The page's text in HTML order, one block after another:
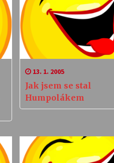
13. 1. 2005
Jak jsem se stal
Humpolákem